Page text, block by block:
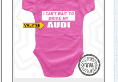
muunnelma.